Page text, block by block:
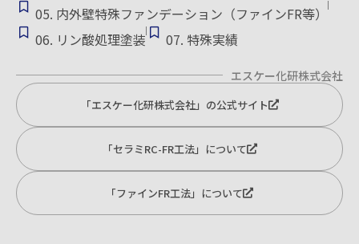
05. 内外壁特殊ファンデーション（ファインFR等）
06. リン酸処理塗装
07. 特殊実績
エスケー化研株式会社
「エスケー化研株式会社」の公式サイト
「セラミRC-FR工法」について
「ファインFR工法」について